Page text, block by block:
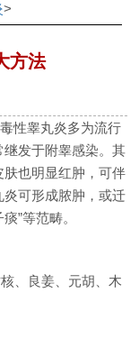
>
方法
性睾丸炎多为流行
发于附睾感染。其
也明显红肿，可伴
可形成脓肿，或迁
”等范畴。
、良姜、元胡、木